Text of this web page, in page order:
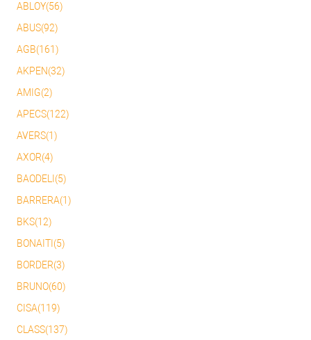
ABLOY(56)
ABUS(92)
AGB(161)
AKPEN(32)
AMIG(2)
APECS(122)
AVERS(1)
AXOR(4)
BAODELI(5)
BARRERA(1)
BKS(12)
BONAITI(5)
BORDER(3)
BRUNO(60)
CISA(119)
CLASS(137)